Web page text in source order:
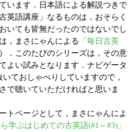
います．日本語による解説つきで
英語講座」なるものは，おそらく
いても皆無だったのではないでし
，まさにゃんによる
「毎日古英
．このたびのシリーズは，その意
よい試みとなります．ナビゲータ
ておしゃべりしていますので，
で聴いていただければと思いま
トページとして，まさにゃんによ
ら学ぶはじめての古英語(#1～#3)」